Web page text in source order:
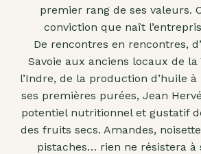
premier rang de ses valeurs.
conviction que naît
De rencontres en rencontres,
Savoie aux anciens locaux de la
l’Indre, de la production d’huile
ses premières purées, Jean
potentiel nutritionnel et gustatif
des fruits secs. Amandes,
pistaches… rien ne résistera à